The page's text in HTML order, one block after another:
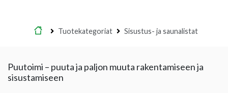
Etusivu
Tuotekategoriat Sisustus- ja saunalistat
Puutoimi – puuta ja paljon muuta rakentamiseen ja
sisustamiseen